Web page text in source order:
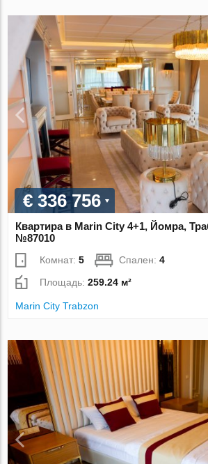
€ 336 756
Квартира в Marin City 4+1, Йомра,
№87010
Комнат:5 Спален:4
Площадь:259.24 м²
Marin City Trabzon